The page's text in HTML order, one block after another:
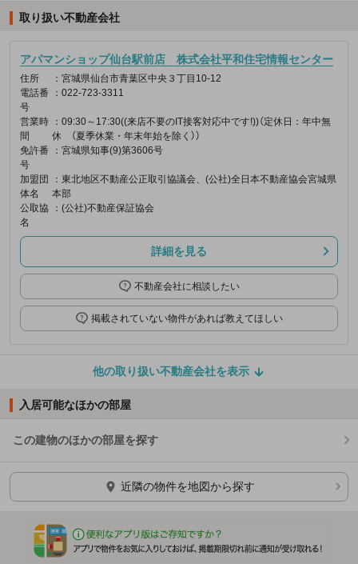
取り扱い不動産会社
アパマンショップ仙台駅前店 株式会社平和住宅情報センター
住所
：宮城県仙台市青葉区中央３丁目10-12
電話番
号
：022-723-3311
営業時
間
：09:30～17:30((来店不要のIT接客対応中です!))（定休日：年中無
休 （夏季休業・年末年始を除く））
免許番
号
：宮城県知事(9)第3606号
加盟団
体名
：東北地区不動産公正取引協議会、(公社)全日本不動産協会宮城県
本部
公取協
名
：(公社)不動産保証協会
詳細を見る
不動産会社に相談したい
掲載されていない物件があれば教えてほしい
他の取り扱い不動産会社を表示
入居可能なほかの部屋
この建物のほかの部屋を探す
ほかの部屋を検索中…
近隣の物件を地図から探す